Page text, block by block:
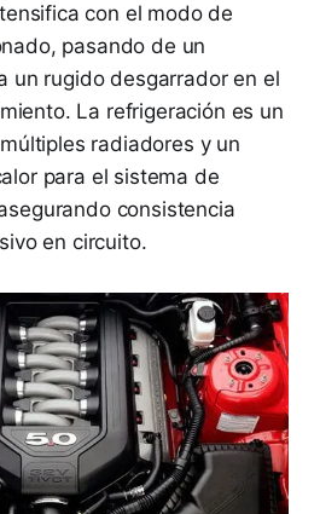
con el modo de
pasando de un
un rugido desgarrador en el
La refrigeración es un
radiadores y un
para el sistema de
consistencia
en circuito.